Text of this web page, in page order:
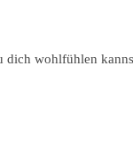
wohlfühlen